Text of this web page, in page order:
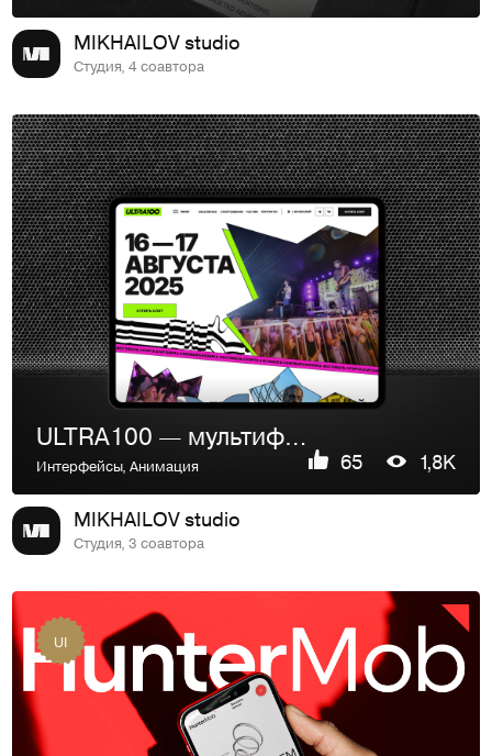
MIKHAILOV studio
Студия, 4 соавтора
ULTRA100 — мультиформатный спортивный фестиваль
Интерфейсы,Анимация 65 1,8K
MIKHAILOV studio
Студия, 3 соавтора
UI